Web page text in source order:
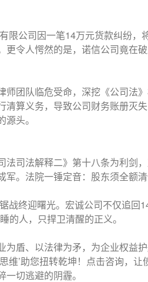
限公司因一笔14万元货款纠纷
更令人愕然的是，诺信公司竟在
师团队临危受命，深挖《公司法
算义务，导致公司财务账册灭失
头。
法司法解释二》第十八条为利剑
军。法院一锤定音：股东须全额
战终迎曙光。宏诚公司不仅追回
的人，只捍卫清醒的正义。
为盾、以法律为矛，为企业权益
维’助您扭转乾坤！点击咨询，让
切逃避的阴霾。